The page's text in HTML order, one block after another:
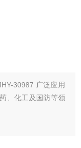
30987 广泛应用
、化工及国防等领